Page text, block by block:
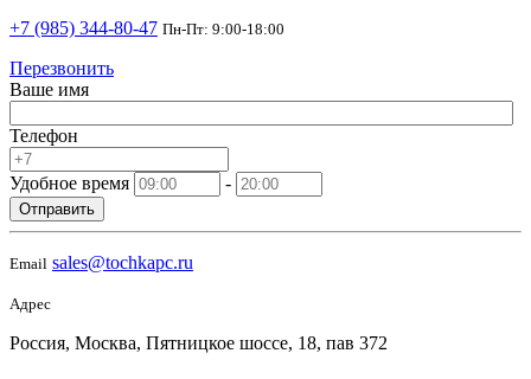
+7 (985) 344-80-47 Пн-Пт: 9:00-18:00
Перезвонить
Ваше имя
Телефон
Удобное время -
Отправить
Email sales@tochkapc.ru
Адрес
Россия, Москва, Пятницкое шоссе, 18, пав 372